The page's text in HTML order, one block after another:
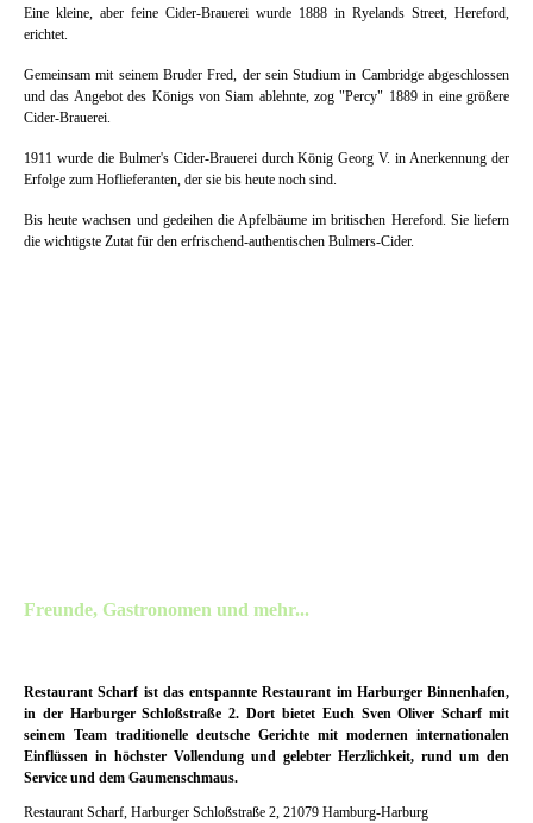
Eine kleine, aber feine Cider-Brauerei wurde 1888 in Ryelands Street, Hereford,
erichtet.
Gemeinsam mit seinem Bruder Fred, der sein Studium in Cambridge abgeschlossen
und das Angebot des Königs von Siam ablehnte, zog "Percy" 1889 in eine größere
Cider-Brauerei.
1911 wurde die Bulmer's Cider-Brauerei durch König Georg V. in Anerkennung der
Erfolge zum Hoflieferanten, der sie bis heute noch sind.
Bis heute wachsen und gedeihen die Apfelbäume im britischen Hereford. Sie liefern
die wichtigste Zutat für den erfrischend-authentischen Bulmers-Cider.
Freunde, Gastronomen und mehr...
Restaurant Scharf ist das entspannte Restaurant im Harburger Binnenhafen,
in der Harburger Schloßstraße 2. Dort bietet Euch Sven Oliver Scharf mit
seinem Team traditionelle deutsche Gerichte mit modernen internationalen
Einflüssen in höchster Vollendung und gelebter Herzlichkeit, rund um den
Service und dem Gaumenschmaus.
Restaurant Scharf, Harburger Schloßstraße 2, 21079 Hamburg-Harburg